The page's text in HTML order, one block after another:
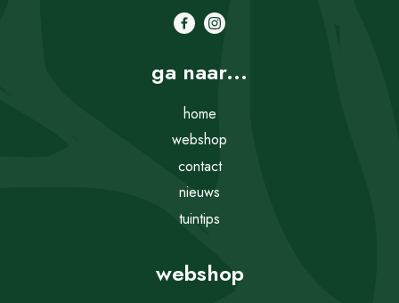
ga naar...
home
webshop
contact
nieuws
tuintips
webshop